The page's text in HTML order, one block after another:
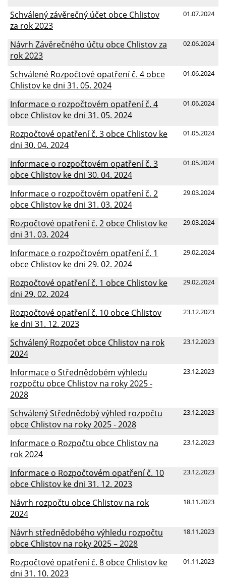
01.07.2024
Schválený závěrečný účet obce Chlistov
za rok 2023
02.06.2024
Návrh Závěrečného účtu obce Chlistov za
rok 2023
01.06.2024
Schválené Rozpočtové opatření č. 4 obce
Chlistov ke dni 31. 05. 2024
01.06.2024
Informace o rozpočtovém opatření č. 4
obce Chlistov ke dni 31. 05. 2024
01.05.2024
Rozpočtové opatření č. 3 obce Chlistov ke
dni 30. 04. 2024
01.05.2024
Informace o rozpočtovém opatření č. 3
obce Chlistov ke dni 30. 04. 2024
29.03.2024
Informace o rozpočtovém opatření č. 2
obce Chlistov ke dni 31. 03. 2024
29.03.2024
Rozpočtové opatření č. 2 obce Chlistov ke
dni 31. 03. 2024
29.02.2024
Informace o rozpočtovém opatření č. 1
obce Chlistov ke dni 29. 02. 2024
29.02.2024
Rozpočtové opatření č. 1 obce Chlistov ke
dni 29. 02. 2024
23.12.2023
Rozpočtové opatření č. 10 obce Chlistov
ke dni 31. 12. 2023
23.12.2023
Schválený Rozpočet obce Chlistov na rok
2024
23.12.2023
Informace o Střednědobém výhledu
rozpočtu obce Chlistov na roky 2025 -
2028
23.12.2023
Schválený Střednědobý výhled rozpočtu
obce Chlistov na roky 2025 - 2028
23.12.2023
Informace o Rozpočtu obce Chlistov na
rok 2024
23.12.2023
Informace o Rozpočtovém opatření č. 10
obce Chlistov ke dni 31. 12. 2023
18.11.2023
Návrh rozpočtu obce Chlistov na rok
2024
18.11.2023
Návrh střednědobého výhledu rozpočtu
obce Chlistov na roky 2025 – 2028
01.11.2023
Rozpočtové opatření č. 8 obce Chlistov ke
dni 31. 10. 2023